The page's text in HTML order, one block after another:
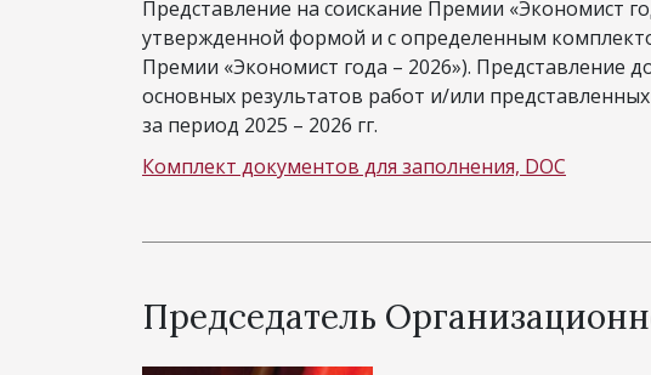
Представление на соискание Премии «Экономист
утвержденной формой и с определенным
Премии «Экономист года – 2026»). Представление
основных результатов работ и/или
за период 2025 – 2026 гг.
Комплект документов для заполнения, DOC
Председатель